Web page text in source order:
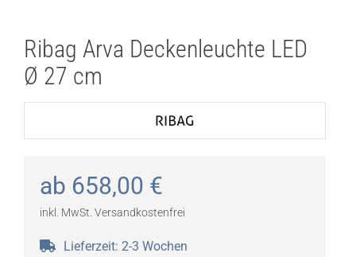
Ribag Arva Deckenleuchte LED
Ø 27 cm
ab 658,00 €
inkl. MwSt. Versandkostenfrei
Lieferzeit: 2-3 Wochen